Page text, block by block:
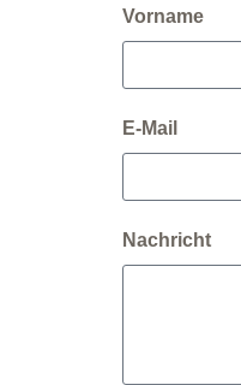
Vorname
E-Mail
Nachricht